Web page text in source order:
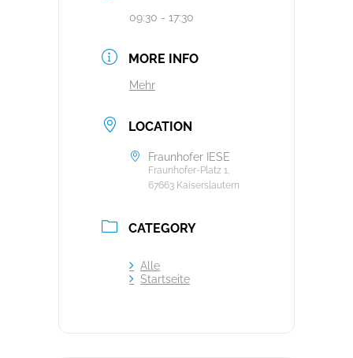
09:30 - 17:30
MORE INFO
Mehr
LOCATION
Fraunhofer IESE
Fraunhofer-Platz 1,
67663 Kaiserslautern
CATEGORY
Alle
Startseite